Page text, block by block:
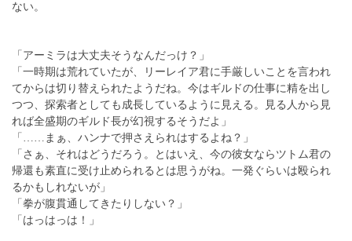
ない。
「アーミラは大丈夫そうなんだっけ？」
「一時期は荒れていたが、リーレイア君に手厳しいことを言われ
てからは切り替えられたようだね。今はギルドの仕事に精を出し
つつ、探索者としても成長しているように見える。見る人から見
れば全盛期のギルド長が幻視するそうだよ」
「……まぁ、ハンナで押さえられはするよね？」
「さぁ、それはどうだろう。とはいえ、今の彼女ならツトム君の
帰還も素直に受け止められるとは思うがね。一発ぐらいは殴られ
るかもしれないが」
「拳が腹貫通してきたりしない？」
「はっはっは！」